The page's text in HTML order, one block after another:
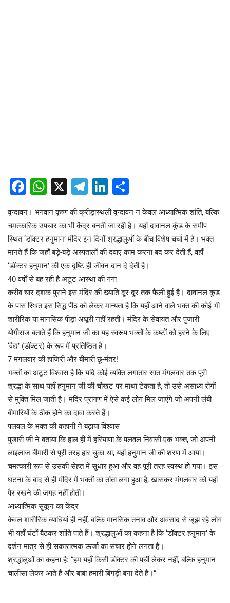
Facebook
WhatsApp
X Telegram
LinkedIn
​वृन्दावन। भगवान कृष्ण की क्रीड़ास्थली वृन्दावन न केवल आध्यात्मिक शांति, बल्कि
चमत्कारिक उपचार का भी केंद्र बनती जा रही है। यहाँ दावानल कुंड के समीप
स्थित ‘डॉक्टर हनुमान’ मंदिर इन दिनों श्रद्धालुओं के बीच विशेष चर्चा में है। भक्त
मानते हैं कि जहाँ बड़े-बड़े अस्पतालों की दवाएं काम करना बंद कर देती हैं, वहाँ
‘डॉक्टर हनुमान’ की एक दृष्टि ही जीवन दान दे देती है।
​40 वर्षों से बह रही है अटूट आस्था की गंगा
​करीब चार दशक पुराने इस मंदिर की ख्याति दूर-दूर तक फैली हुई है। दावानल कुंड
के पास स्थित इस सिद्ध पीठ को लेकर मान्यता है कि यहाँ आने वाले भक्त की कोई भी
शारीरिक या मानसिक पीड़ा अधूरी नहीं रहती। मंदिर के सेवायत और पुजारी
योगीराज बताते हैं कि हनुमान जी का यह स्वरूप भक्तों के कष्टों को हरने के लिए
‘वैद्य’ (डॉक्टर) के रूप में प्रतिष्ठित है।
​7 मंगलवार की हाजिरी और बीमारी छू-मंतर!
​भक्तों का अटूट विश्वास है कि यदि कोई व्यक्ति लगातार सात मंगलवार तक पूरी
श्रद्धा के साथ यहाँ हनुमान जी की चौखट पर माथा टेकता है, तो उसे असाध्य रोगों
से मुक्ति मिल जाती है। मंदिर प्रांगण में ऐसे कई लोग मिल जाएंगे जो अपनी लंबी
बीमारियों के ठीक होने का दावा करते हैं।
​पलवल के भक्त की कहानी ने बढ़ाया विश्वास
​पुजारी जी ने बताया कि हाल ही में हरियाणा के पलवल निवासी एक भक्त, जो अपनी
लाइलाज बीमारी से पूरी तरह हार चुका था, यहाँ हनुमान जी की शरण में आया।
चमत्कारी रूप से उसकी सेहत में सुधार हुआ और वह पूरी तरह स्वस्थ हो गया। इस
घटना के बाद से ही मंदिर में भक्तों का तांता लगा हुआ है, खासकर मंगलवार को यहाँ
पैर रखने की जगह नहीं होती।
​आध्यात्मिक सुकून का केंद्र
​केवल शारीरिक व्याधियां ही नहीं, बल्कि मानसिक तनाव और अवसाद से जूझ रहे लोग
भी यहाँ घंटों बैठकर शांति पाते हैं। श्रद्धालुओं का कहना है कि ‘डॉक्टर हनुमान’ के
दर्शन मात्र से ही सकारात्मक ऊर्जा का संचार होने लगता है।
​श्रद्धालुओं का कहना है: “हम यहाँ किसी डॉक्टर की पर्ची लेकर नहीं, बल्कि हनुमान
चालीसा लेकर आते हैं और बाबा हमारी बिगड़ी बना देते हैं।”